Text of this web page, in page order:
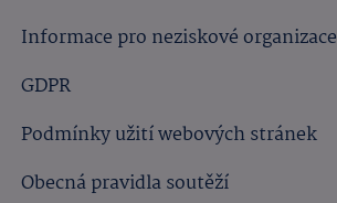
Informace pro neziskové organizace
GDPR
Podmínky užití webových stránek
Obecná pravidla soutěží